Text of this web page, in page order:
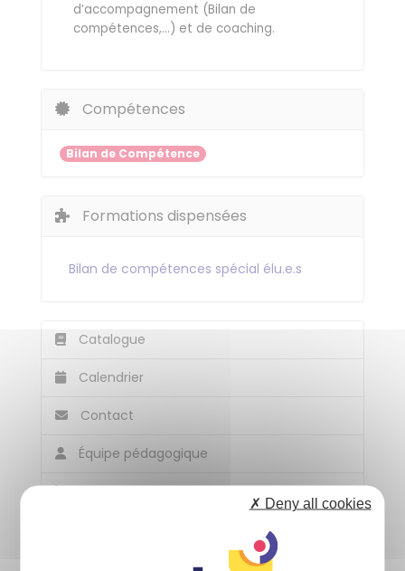
d’accompagnement (Bilan de
compétences,…) et de coaching.
Compétences
Bilan de Compétence
Formations dispensées
Bilan de compétences spécial élu.e.s
Catalogue
Calendrier
Contact
Équipe pédagogique
Panier
✗ Deny all cookies